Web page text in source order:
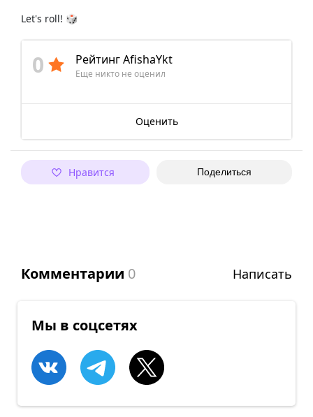
Let's roll! 🎲
0 Рейтинг AfishaYkt
Еще никто не оценил
Оценить
Нравится Поделиться
Комментарии 0 Написать
Мы в соцсетях